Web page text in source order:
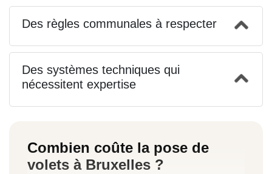
Des règles communales à respecter
Des systèmes techniques qui
nécessitent expertise
Combien coûte la pose de
volets à Bruxelles ?